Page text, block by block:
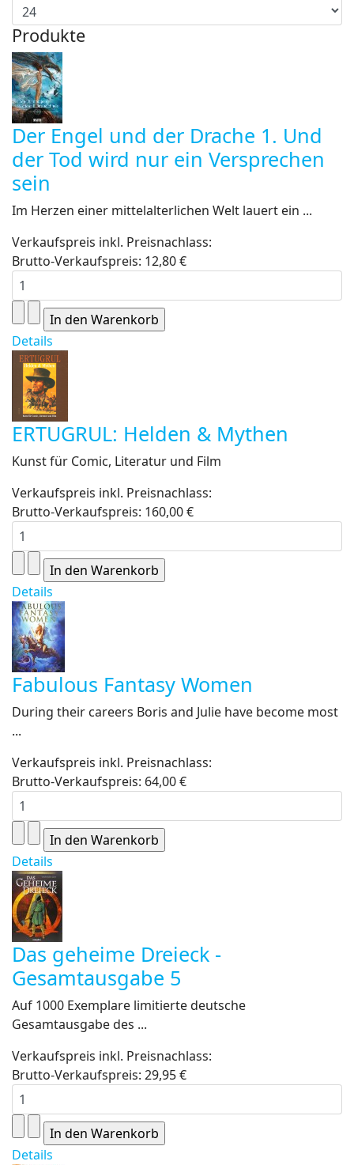
Produkte
Der Engel und der Drache 1. Und
der Tod wird nur ein Versprechen
sein
Im Herzen einer mittelalterlichen Welt lauert ein ...
Verkaufspreis inkl. Preisnachlass:
Brutto-Verkaufspreis: 12,80 €
Details
ERTUGRUL: Helden & Mythen
Kunst für Comic, Literatur und Film
Verkaufspreis inkl. Preisnachlass:
Brutto-Verkaufspreis: 160,00 €
Details
Fabulous Fantasy Women
During their careers Boris and Julie have become most
...
Verkaufspreis inkl. Preisnachlass:
Brutto-Verkaufspreis: 64,00 €
Details
Das geheime Dreieck -
Gesamtausgabe 5
Auf 1000 Exemplare limitierte deutsche
Gesamtausgabe des ...
Verkaufspreis inkl. Preisnachlass:
Brutto-Verkaufspreis: 29,95 €
Details